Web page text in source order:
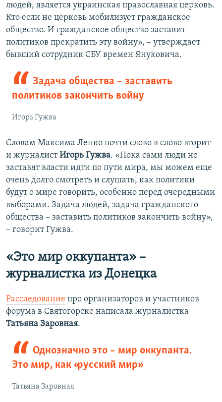
людей, является украинская православная церковь.
Кто если не церковь мобилизует гражданское
общество. И гражданское общество заставит
политиков прекратить эту войну», – утверждает
бывший сотрудник СБУ времен Януковича.
Задача общества – заставить
политиков закончить войну
Игорь Гужва
Словам Максима Ленко почти слово в слово вторит
и журналистИгорь Гужва. «Пока сами люди не
заставят власти идти по пути мира, мы можем еще
очень долго смотреть и слушать, как политики
будут о мире говорить, особенно перед очередными
выборами. Задача людей, задача гражданского
общества – заставить политиков закончить войну»,
– говорит Гужва.
«Это мир оккупанта» –
журналистка из Донецка
Расследование про организаторов и участников
форума в Святогорске написала журналистка
Татьяна Заровная.
Однозначно это – мир оккупанта.
Это мир, как «русский мир»
Татьяна Заровная